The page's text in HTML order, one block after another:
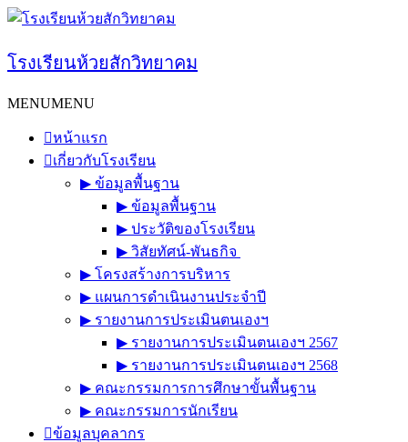
Skip
โรงเรียนห้วยสักวิทยาคม
MENUMENU
หน้าแรก
เกี่ยวกับโรงเรียน
▶︎ ข้อมูลพื้นฐาน
▶︎ ข้อมูลพื้นฐาน
▶︎ ประวัติของโรงเรียน
▶︎ วิสัยทัศน์-พันธกิจ
▶︎ โครงสร้างการบริหาร
▶︎ แผนการดำเนินงานประจำปี
▶︎ รายงานการประเมินตนเองฯ
▶︎ รายงานการประเมินตนเองฯ 2567
▶︎ รายงานการประเมินตนเองฯ 2568
▶︎ คณะกรรมการการศึกษาขั้นพื้นฐาน
▶︎ คณะกรรมการนักเรียน
ข้อมูลบุคลากร